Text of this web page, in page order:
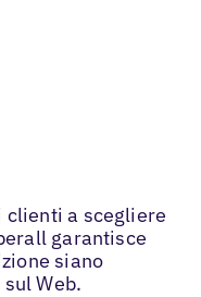
a scegliere
garantisce
siano
Web.